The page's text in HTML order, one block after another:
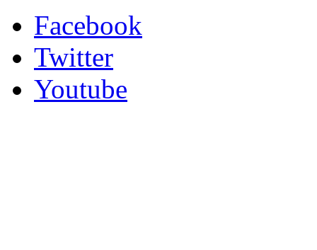
Facebook
Twitter
Youtube